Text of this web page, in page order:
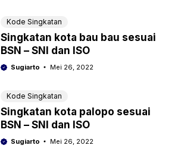
Kode Singkatan
Singkatan kota bau bau sesuai
BSN – SNI dan ISO
Sugiarto Mei 26, 2022
Kode Singkatan
Singkatan kota palopo sesuai
BSN – SNI dan ISO
Sugiarto Mei 26, 2022